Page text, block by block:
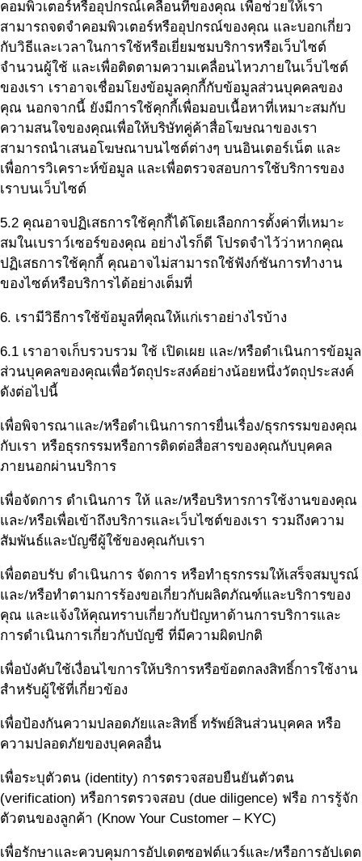
คอมพิวเตอร์หรืออุปกรณ์เคลื่อนที่ของคุณ เพื่อช่วยให้เรา
สามารถจดจำคอมพิวเตอร์หรืออุปกรณ์ของคุณ และบอกเกี่ยว
กับวิธีและเวลาในการใช้หรือเยี่ยมชมบริการหรือเว็บไซต์
จำนวนผู้ใช้ และเพื่อติดตามความเคลื่อนไหวภายในเว็บไซต์
ของเรา เราอาจเชื่อมโยงข้อมูลคุกกี้กับข้อมูลส่วนบุคคลของ
คุณ นอกจากนี้ ยังมีการใช้คุกกี้เพื่อมอบเนื้อหาที่เหมาะสมกับ
ความสนใจของคุณเพื่อให้บริษัทคู่ค้าสื่อโฆษณาของเรา
สามารถนำเสนอโฆษณาบนไซต์ต่างๆ บนอินเตอร์เน็ต และ
เพื่อการวิเคราะห์ข้อมูล และเพื่อตรวจสอบการใช้บริการของ
เราบนเว็บไซต์
5.2 คุณอาจปฏิเสธการใช้คุกกี้ได้โดยเลือกการตั้งค่าที่เหมาะ
สมในเบราว์เซอร์ของคุณ อย่างไรก็ดี โปรดจำไว้ว่าหากคุณ
ปฏิเสธการใช้คุกกี้ คุณอาจไม่สามารถใช้ฟังก์ชันการทำงาน
ของไซต์หรือบริการได้อย่างเต็มที่
6. เรามีวิธีการใช้ข้อมูลที่คุณให้แก่เราอย่างไรบ้าง
6.1 เราอาจเก็บรวบรวม ใช้ เปิดเผย และ/หรือดำเนินการข้อมูล
ส่วนบุคคลของคุณเพื่อวัตถุประสงค์อย่างน้อยหนึ่งวัตถุประสงค์
ดังต่อไปนี้
เพื่อพิจารณาและ/หรือดำเนินการการยื่นเรื่อง/ธุรกรรมของคุณ
กับเรา หรือธุรกรรมหรือการติดต่อสื่อสารของคุณกับบุคคล
ภายนอกผ่านบริการ
เพื่อจัดการ ดำเนินการ ให้ และ/หรือบริหารการใช้งานของคุณ
และ/หรือเพื่อเข้าถึงบริการและเว็บไซต์ของเรา รวมถึงความ
สัมพันธ์และบัญชีผู้ใช้ของคุณกับเรา
เพื่อตอบรับ ดำเนินการ จัดการ หรือทำธุรกรรมให้เสร็จสมบูรณ์
และ/หรือทำตามการร้องขอเกี่ยวกับผลิตภัณฑ์และบริการของ
คุณ และแจ้งให้คุณทราบเกี่ยวกับปัญหาด้านการบริการและ
การดำเนินการเกี่ยวกับบัญชี ที่มีความผิดปกติ
เพื่อบังคับใช้เงื่อนไขการให้บริการหรือข้อตกลงสิทธิ์การใช้งาน
สำหรับผู้ใช้ที่เกี่ยวข้อง
เพื่อป้องกันความปลอดภัยและสิทธิ์ ทรัพย์สินส่วนบุคคล หรือ
ความปลอดภัยของบุคคลอื่น
เพื่อระบุตัวตน (identity) การตรวจสอบยืนยันตัวตน
(verification) หรือการตรวจสอบ (due diligence) ฟรือ การรู้จัก
ตัวตนของลูกค้า (Know Your Customer – KYC)
เพื่อรักษาและควบคุมการอัปเดตซอฟต์แวร์และ/หรือการอัปเดต